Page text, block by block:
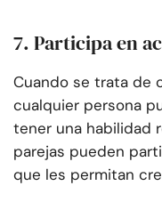
7. Participa en
Cuando se trata de
cualquier persona
tener una habilidad
parejas pueden
que les permitan